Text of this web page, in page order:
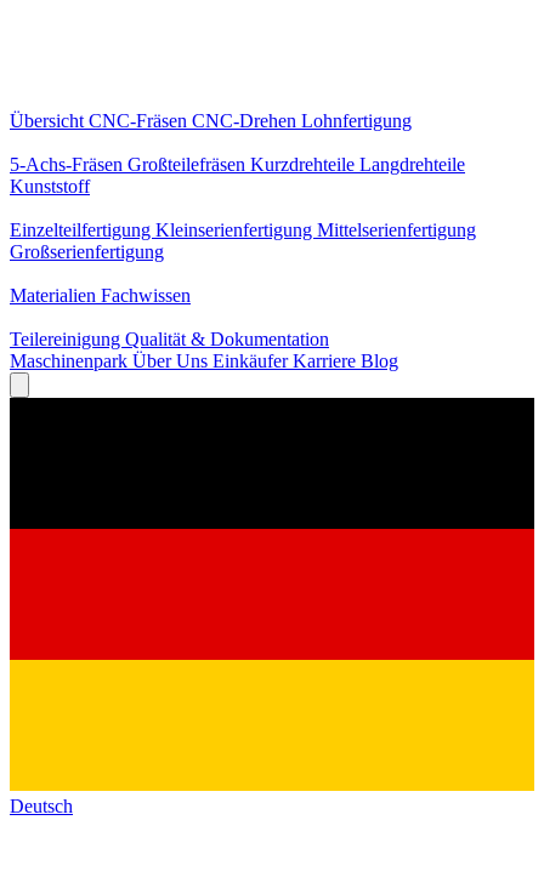
Übersicht CNC-Fräsen CNC-Drehen Lohnfertigung
5-Achs-Fräsen Großteilefräsen Kurzdrehteile Langdrehteile
Kunststoff
Einzelteilfertigung Kleinserienfertigung Mittelserienfertigung
Großserienfertigung
Materialien Fachwissen
Teilereinigung Qualität & Dokumentation
Maschinenpark Über Uns EinkäuferKarriere Blog
Deutsch